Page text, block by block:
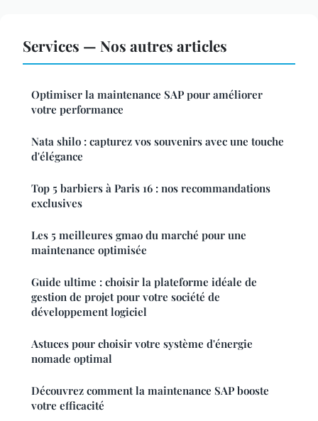
Services — Nos autres articles
Optimiser la maintenance SAP pour améliorer
votre performance
Nata shilo : capturez vos souvenirs avec une touche
d'élégance
Top 5 barbiers à Paris 16 : nos recommandations
exclusives
Les 5 meilleures gmao du marché pour une
maintenance optimisée
Guide ultime : choisir la plateforme idéale de
gestion de projet pour votre société de
développement logiciel
Astuces pour choisir votre système d'énergie
nomade optimal
Découvrez comment la maintenance SAP booste
votre efficacité